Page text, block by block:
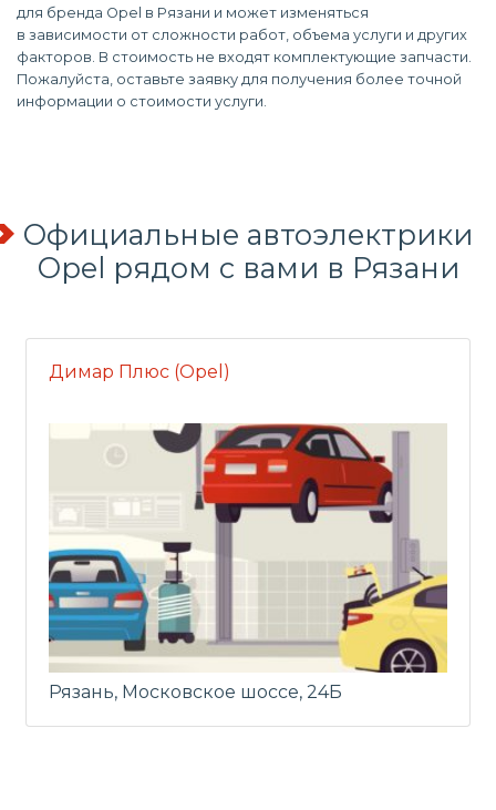
для бренда Opel в Рязани и может изменяться
в зависимости от сложности работ, объема услуги и других
факторов. В стоимость не входят комплектующие запчасти.
Пожалуйста, оставьте заявку для получения более точной
информации о стоимости услуги.
Официальные автоэлектрики
Opel рядом с вами в Рязани
Димар Плюс (Opel)
Рязань, Московское шоссе, 24Б